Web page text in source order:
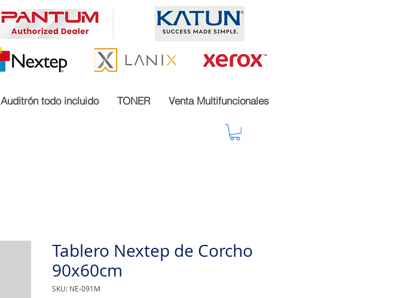
Auditrón todo incluido TONER Venta Multifuncionales
Tablero Nextep de Corcho
90x60cm
SKU: NE-091M